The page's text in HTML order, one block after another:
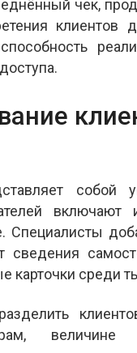
чек,
клиентов
собой
Специалисты
сведения
карточки среди
величине